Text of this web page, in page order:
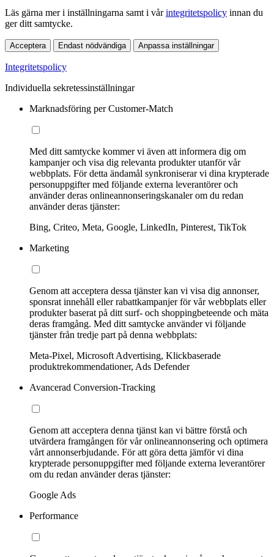
Läs gärna mer i inställningarna samt i vårintegritetspolicy innan du
ger ditt samtycke.
Acceptera Endast nödvändiga Anpassa inställningar
Integritetspolicy
Individuella sekretessinställningar
Marknadsföring per Customer-Match
Med ditt samtycke kommer vi även att informera dig om
kampanjer och visa dig relevanta produkter utanför vår
webbplats. För detta ändamål synkroniserar vi dina krypterade
personuppgifter med följande externa leverantörer och
använder deras onlineannonseringskanaler om du redan
använder deras tjänster:
Bing, Criteo, Meta, Google, LinkedIn, Pinterest, TikTok
Marketing
Genom att acceptera dessa tjänster kan vi visa dig annonser,
sponsrat innehåll eller rabattkampanjer för vår webbplats eller
produkter baserat på ditt surf- och shoppingbeteende och mäta
deras framgång. Med ditt samtycke använder vi följande
tjänster från tredje part på denna webbplats:
Meta-Pixel, Microsoft Advertising, Klickbaserade
produktrekommendationer, Ads Defender
Avancerad Conversion-Tracking
Genom att acceptera denna tjänst kan vi bättre förstå och
utvärdera framgången för vår onlineannonsering och optimera
vårt annonserbjudande. För att göra detta jämför vi dina
krypterade personuppgifter med följande externa leverantörer
om du redan använder deras tjänster:
Google Ads
Performance